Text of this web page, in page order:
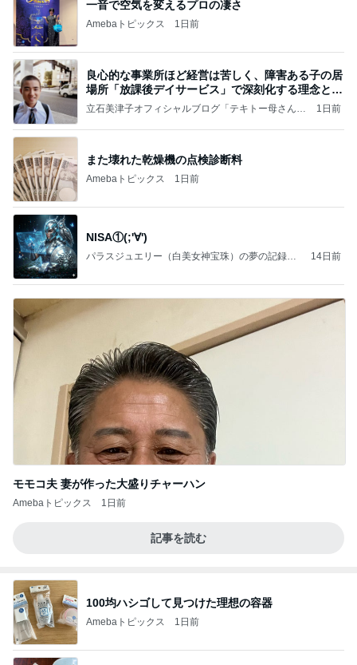
一音で空気を変えるプロの凄さ
Amebaトピックス 1日前
良心的な事業所ほど経営は苦しく、障害ある子の居
場所「放課後デイサービス」で深刻化する理念と現
実の
立石美津子オフィシャルブログ「テキトー母さんの
1日前
また壊れた乾燥機の点検診断料
Amebaトピックス 1日前
NISA①(;'∀')
パラスジュエリー（白美女神宝珠）の夢の記録
14日前
モモコ夫 妻が作った大盛りチャーハン
Amebaトピックス 1日前
記事を読む
100均ハシゴして見つけた理想の容器
Amebaトピックス 1日前